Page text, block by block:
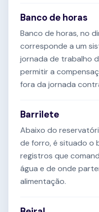
Banco de horas
Banco de horas, no
corresponde a um
jornada de trabalho
permitir a
fora da jornada
Barrilete
Abaixo do
de forro, é situado o
registros que
água e de onde
alimentação.